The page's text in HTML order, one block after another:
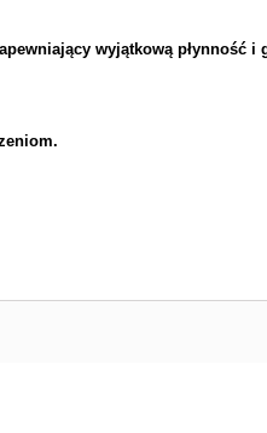
wyjątkową płynność i